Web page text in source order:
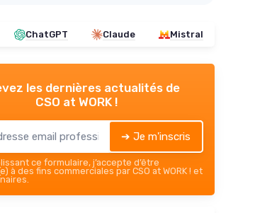
ChatGPT Claude Mistral
les dernières actualités de
CSO at WORK !
➔ Je m'inscris
ce formulaire, j’accepte d’être
à des fins commerciales par CSO at WORK ! et